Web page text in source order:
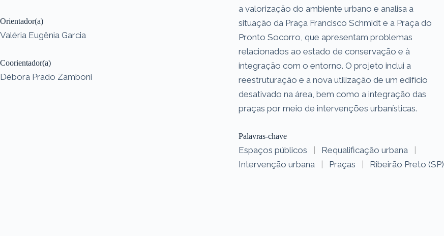
Orientador(a)
Valéria Eugênia Garcia
Coorientador(a)
Débora Prado Zamboni
a valorização do ambiente urbano e analisa a
situação da Praça Francisco Schmidt e a Praça do
Pronto Socorro, que apresentam problemas
relacionados ao estado de conservação e à
integração com o entorno. O projeto inclui a
reestruturação e a nova utilização de um edifício
desativado na área, bem como a integração das
praças por meio de intervenções urbanísticas.
Palavras-chave
Espaços públicos | Requalificação urbana
|
Intervenção urbana
| Praças | Ribeirão Preto (SP)